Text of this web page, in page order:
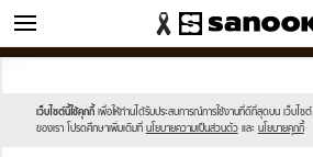
ข่าว
เว็บไซต์นี้ใช้คุกกี้ เพื่อให้ท่านได้รับประสบการณ์การใช้งานที่ดีที่สุดบน เว็บไซต์
ของเรา โปรดศึกษาเพิ่มเติมที่ นโยบายความเป็นส่วนตัว และ นโยบายคุกกี้
sanook.png
image.jpg